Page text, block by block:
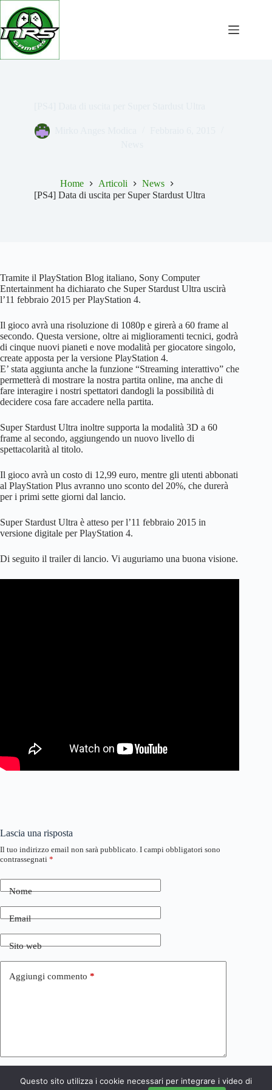
Salta
contenuto
Home Articoli
News
[PS4] Data di uscita per Super Stardust Ultra
Tramite il PlayStation Blog italiano, Sony Computer
Entertainment ha dichiarato che Super Stardust Ultra uscirà
l’11 febbraio 2015 per PlayStation 4.
Il gioco avrà una risoluzione di 1080p e girerà a 60 frame al
secondo. Questa versione, oltre ai miglioramenti tecnici, godrà
di cinque nuovi pianeti e nove modalità per giocatore singolo,
create apposta per la versione PlayStation 4.
E’ stata aggiunta anche la funzione “Streaming interattivo” che
permetterà di mostrare la nostra partita online, ma anche di
fare interagire i nostri spettatori dandogli la possibilità di
decidere cosa fare accadere nella partita.
Super Stardust Ultra inoltre supporta la modalità 3D a 60
frame al secondo, aggiungendo un nuovo livello di
spettacolarità al titolo.
Il gioco avrà un costo di 12,99 euro, mentre gli utenti abbonati
al PlayStation Plus avranno uno sconto del 20%, che durerà
per i primi sette giorni dal lancio.
Super Stardust Ultra è atteso per l’11 febbraio 2015 in
versione digitale per PlayStation 4.
Di seguito il trailer di lancio. Vi auguriamo una buona visione.
Lascia una risposta
Il tuo indirizzo email non sarà pubblicato. I campi obbligatori sono
contrassegnati *
Nome
Email
Sito web
Aggiungi commento *
Invia commento
Questo sito utilizza i cookie necessari per integrare i video di